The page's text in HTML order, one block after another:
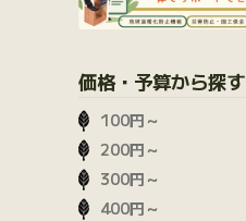
価格・予算から探す
100円～
200円～
300円～
400円～